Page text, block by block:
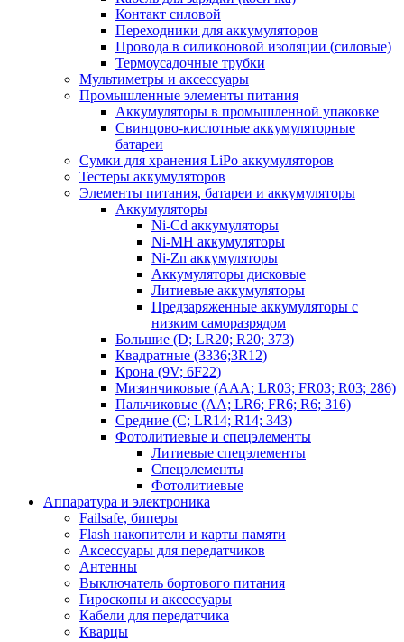
Контакт силовой
Переходники для аккумуляторов
Провода в силиконовой изоляции (силовые)
Термоусадочные трубки
Мультиметры и аксессуары
Промышленные элементы питания
Аккумуляторы в промышленной упаковке
Свинцово-кислотные аккумуляторные
батареи
Сумки для хранения LiPo аккумуляторов
Тестеры аккумуляторов
Элементы питания, батареи и аккумуляторы
Аккумуляторы
Ni-Cd аккумуляторы
Ni-MH аккумуляторы
Ni-Zn аккумуляторы
Аккумуляторы дисковые
Литиевые аккумуляторы
Предзаряженные аккумуляторы с
низким саморазрядом
Большие (D; LR20; R20; 373)
Квадратные (3336;3R12)
Крона (9V; 6F22)
Мизинчиковые (AAA; LR03; FR03; R03; 286)
Пальчиковые (AA; LR6; FR6; R6; 316)
Средние (C; LR14; R14; 343)
Фотолитиевые и спецэлементы
Литиевые спецэлементы
Спецэлементы
Фотолитиевые
Аппаратура и электроника
Failsafe, биперы
Flash накопители и карты памяти
Аксессуары для передатчиков
Антенны
Выключатель бортового питания
Гироскопы и аксессуары
Кабели для передатчика
Кварцы